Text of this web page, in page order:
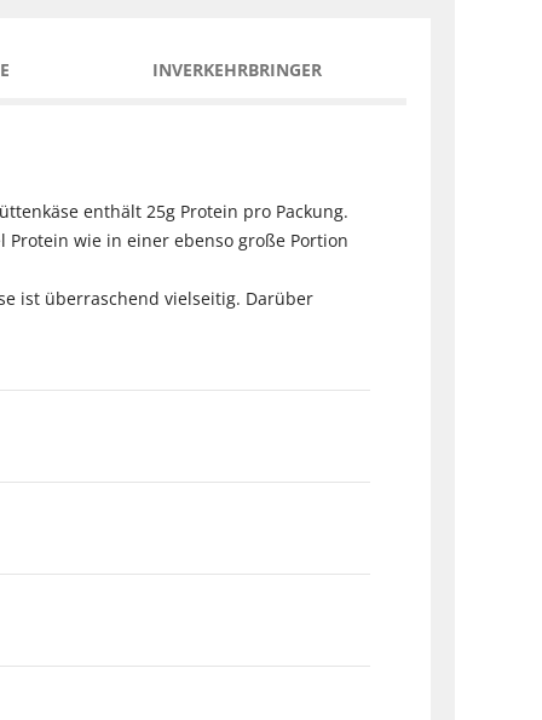
INVERKEHRBRINGER
enthält 25g Protein pro Packung.
wie in einer ebenso große Portion
ist überraschend vielseitig. Darüber